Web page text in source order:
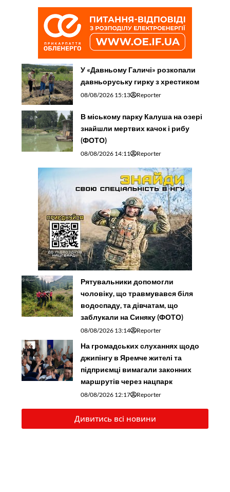
У «Давньому Галичі» розкопали
давньоруську гирку з хрестиком
08/08/2026 15:13 Reporter
В міському парку Калуша на озері
знайшли мертвих качок і рибу
(ФОТО)
08/08/2026 14:11 Reporter
Рятувальники допомогли
чоловіку, що травмувався біля
водоспаду, та дівчатам, що
заблукали на Синяку (ФОТО)
08/08/2026 13:14 Reporter
На громадських слуханнях щодо
джипінгу в Яремче житeлі та
підприємці вимагали законних
маршрутів через нацпарк
08/08/2026 12:17 Reporter
Дивитись всі новини